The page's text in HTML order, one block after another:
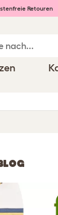
Retouren